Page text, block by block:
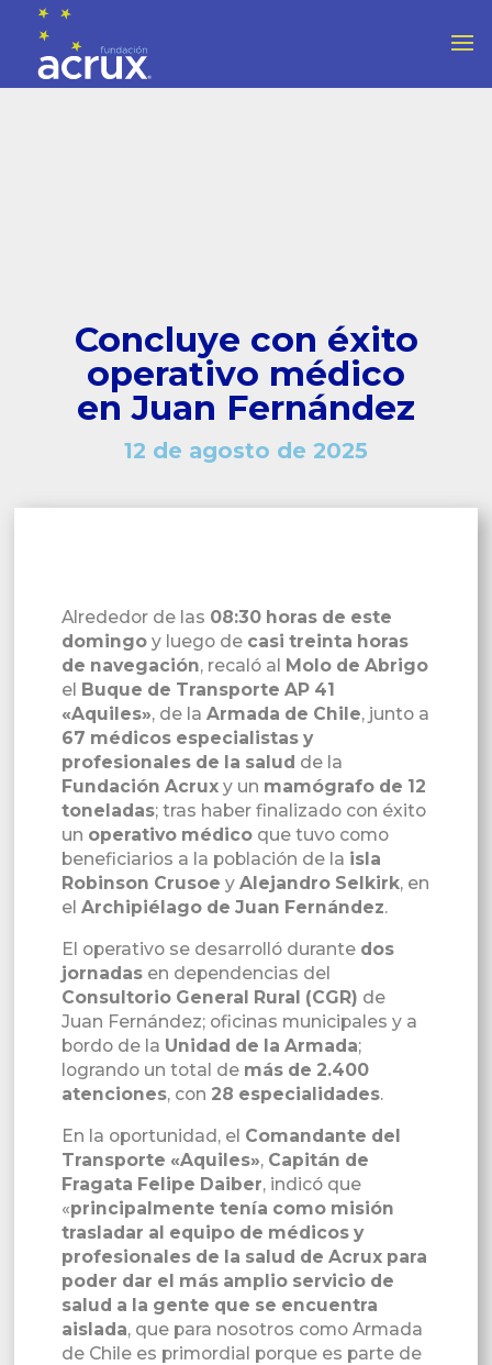
Concluye con éxito
operativo médico
en Juan Fernández
12 de agosto de 2025
Alrededor de las 08:30 horas de este
domingoy luego de casi treinta horas
de navegación, recaló al
Molo de Abrigo
el Buque de Transporte AP 41
«Aquiles», de la Armada de Chile, junto a
67 médicos especialistas y
profesionales de la salud de la
Fundación Acruxy un mamógrafo de 12
toneladas; tras haber finalizado con éxito
un operativo médicoque tuvo como
beneficiarios a la población de la isla
Robinson Crusoe y Alejandro Selkirk, en
el Archipiélago de Juan Fernández.
El operativo se desarrolló durante dos
jornadasen dependencias del
Consultorio General Rural (CGR) de
Juan Fernández; oficinas municipales y a
bordo de la Unidad de la Armada;
logrando un total de más de 2.400
atenciones, con 28 especialidades.
En la oportunidad, el Comandante del
Transporte «Aquiles», Capitán de
Fragata Felipe Daiber, indicó que
«principalmente tenía como misión
trasladar al equipo de médicos y
profesionales de la salud de Acrux para
poder dar el más amplio servicio de
salud a la gente que se encuentra
aislada, que para nosotros como Armada
de Chile es primordial porque es parte de